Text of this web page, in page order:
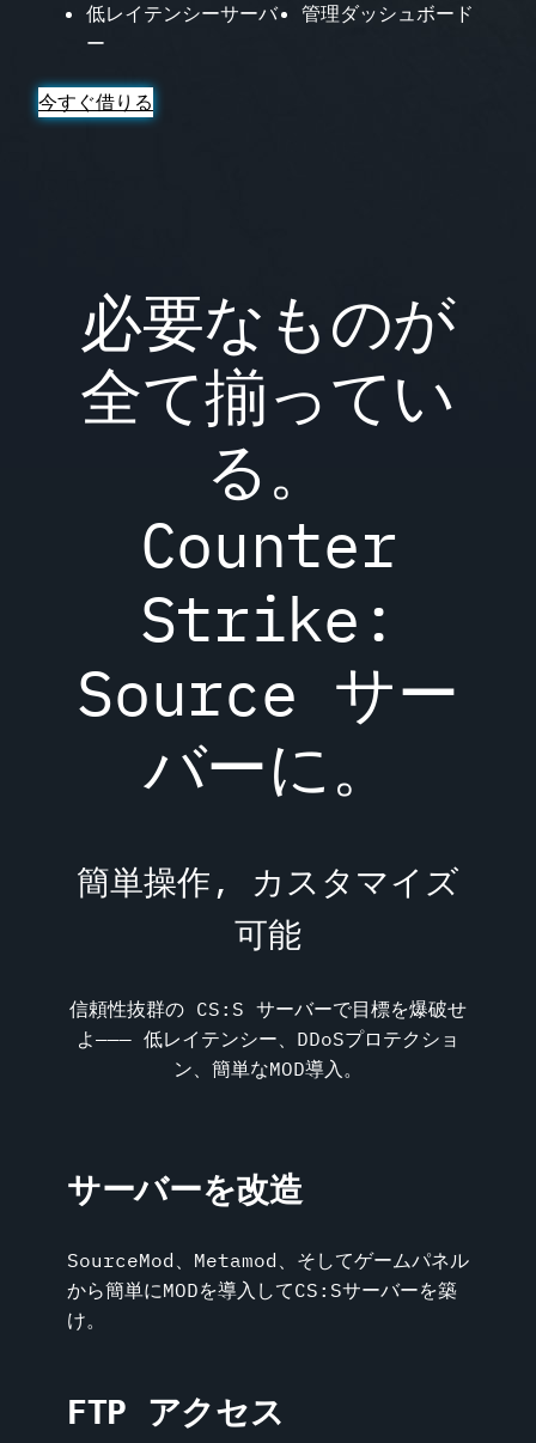
低レイテンシーサーバ
ー
管理ダッシュボード
今すぐ借りる
必要なものが
全て揃ってい
る。
Counter
Strike:
Source サー
バーに。
簡単操作, カスタマイズ
可能
信頼性抜群の CS:S サーバーで目標を爆破せ
よ――― 低レイテンシー、DDoSプロテクショ
ン、簡単なMOD導入。
サーバーを改造
SourceMod、Metamod、そしてゲームパネル
から簡単にMODを導入してCS:Sサーバーを築
け。
FTP アクセス